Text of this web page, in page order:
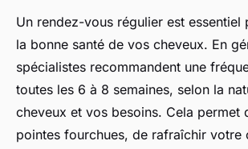
Un rendez-vous régulier est essentiel
la bonne santé de vos cheveux. En
spécialistes recommandent une
toutes les 6 à 8 semaines, selon la
cheveux et vos besoins. Cela permet
pointes fourchues, de rafraîchir votre